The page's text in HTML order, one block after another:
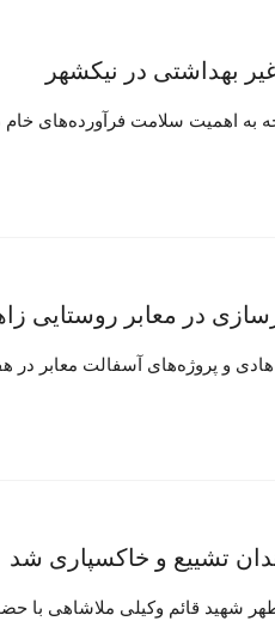
به اهمیت سلامت فرآورده‌های
و پروژه‌های آسفالت معابر
تشییع و خاکسپاری شد
شهید قائم وکیلی ملاشاهی با